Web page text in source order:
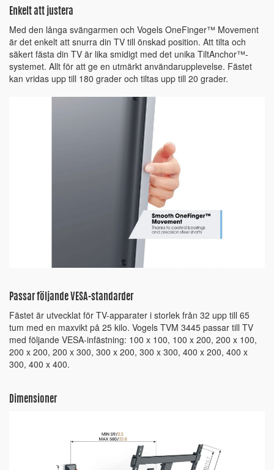
Enkelt att justera
Med den långa svängarmen och Vogels OneFinger™ Movement
är det enkelt att snurra din TV till önskad position. Att tilta och
säkert fästa din TV är lika smidigt med det unika TiltAnchor™-
systemet. Allt för att ge en utmärkt användarupplevelse. Fästet
kan vridas upp till 180 grader och tiltas upp till 20 grader.
Passar följande VESA-standarder
Fästet är utvecklat för TV-apparater i storlek från 32 upp till 65
tum med en maxvikt på 25 kilo. Vogels TVM 3445 passar till TV
med följande VESA-infästning: 100 x 100, 100 x 200, 200 x 100,
200 x 200, 200 x 300, 300 x 200, 300 x 300, 400 x 200, 400 x
300, 400 x 400.
Dimensioner